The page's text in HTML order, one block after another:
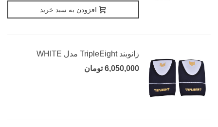
افزودن به سبد خرید
زانوبند TripleEight مدل WHITE
6,050,000 تومان